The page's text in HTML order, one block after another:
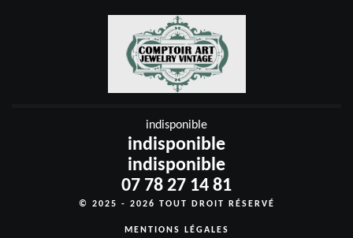
indisponible
indisponible
indisponible
07 78 27 14 81
© 2025 - 2026 TOUT DROIT RÉSERVÉ
MENTIONS LÉGALES